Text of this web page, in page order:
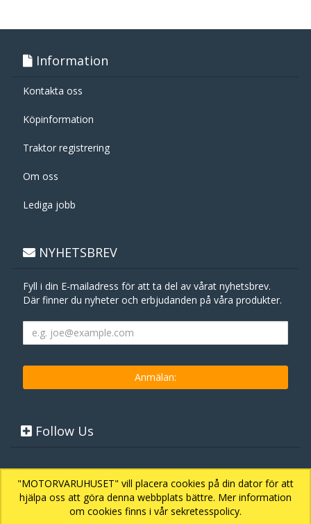
"MOTORVARUHUSET" vill placera cookies på din dator för att
hjälpa oss att göra denna webbplats bättre. Mer information
om cookies finns i vår sekretesspolicy.
Information
Kontakta oss
Köpinformation
Traktor registrering
Om oss
Lediga jobb
NYHETSBREV
Fyll i din E-mailadress för att ta del av vårat nyhetsbrev.
Där finner du nyheter och erbjudanden på våra produkter.
Follow Us